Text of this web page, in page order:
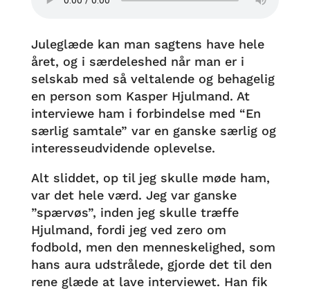
Juleglæde kan man sagtens have hele
året, og i særdeleshed når man er i
selskab med så veltalende og behagelig
en person som Kasper Hjulmand. At
interviewe ham i forbindelse med “En
særlig samtale” var en ganske særlig og
interesseudvidende oplevelse.
Alt sliddet, op til jeg skulle møde ham,
var det hele værd. Jeg var ganske
”spærvøs”, inden jeg skulle træffe
Hjulmand, fordi jeg ved zero om
fodbold, men den menneskelighed, som
hans aura udstrålede, gjorde det til den
rene glæde at lave interviewet. Han fik